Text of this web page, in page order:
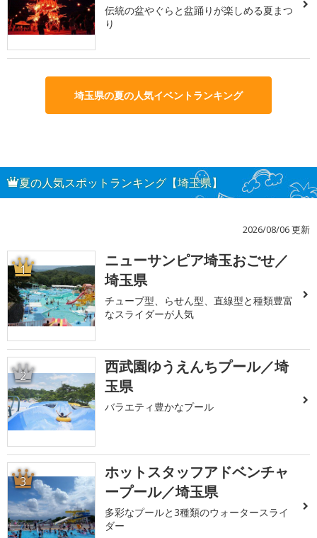
伝統の盆やぐらと盆踊りが楽しめる夏まつ
り
埼玉県の夏の人気イベントランキング
夏の人気スポットランキング【埼玉県】
2026/08/06 更新
1
ニューサンピア埼玉おごせ／
埼玉県
チューブ型、らせん型、直線型と種類豊富
なスライダーが人気
2
西武園ゆうえんちプール／埼
玉県
バラエティ豊かなプール
3
ホットスタッフアドベンチャ
ープール／埼玉県
多彩なプールと3種類のウォータースライ
ダー